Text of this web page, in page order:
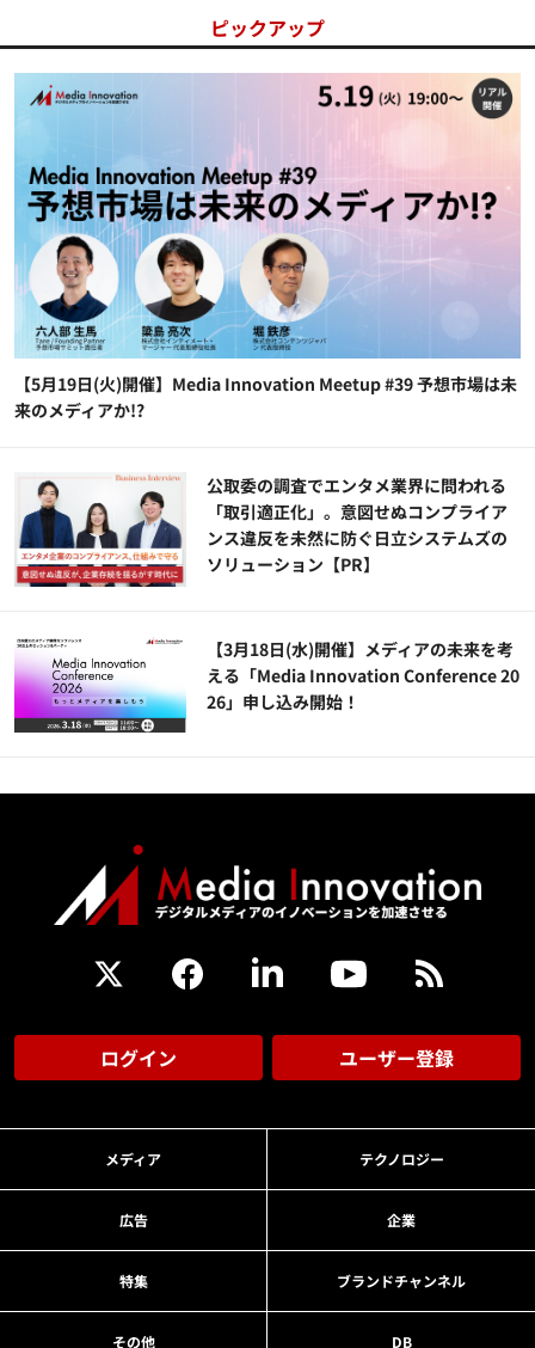
ピックアップ
【5月19日(火)開催】Media Innovation Meetup #39 予想市場は未
来のメディアか!?
公​​取委の調査でエンタメ業界に問われる
「取引適正化」。意図せぬコンプライア
ンス違反を未然に防ぐ日立システムズの
ソリューション​【PR】
【3月18日(水)開催】メディアの未来を考
える「Media Innovation Conference 20
26」申し込み開始！
ログイン ユーザー登録
メディア テクノロジー
広告 企業
特集 ブランドチャンネル
その他 DB